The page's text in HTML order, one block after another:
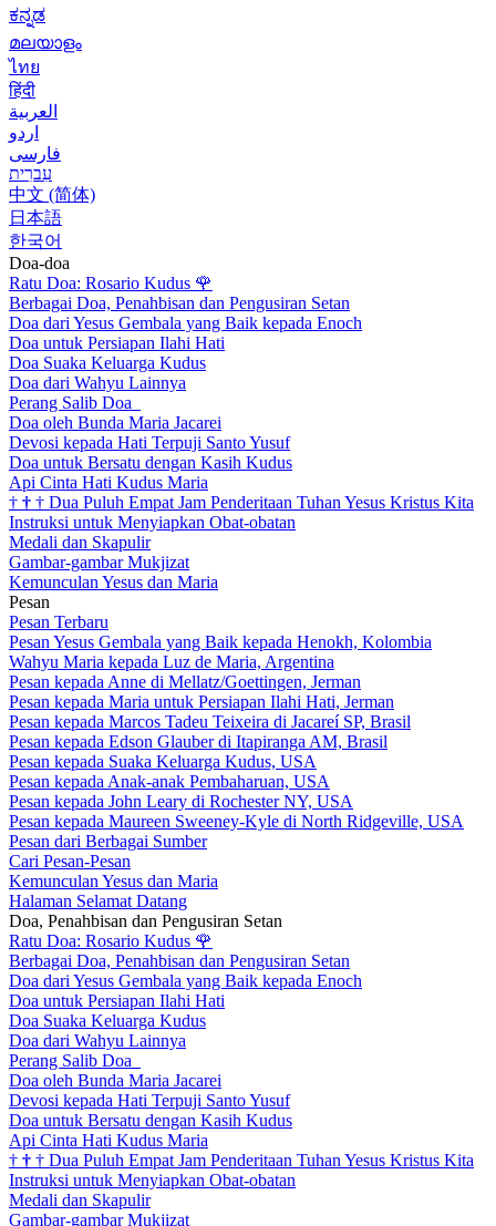
ಕನ್ನಡ
മലയാളം
ไทย
हिंदी
العربية
اردو
فارسی
עִברִית
中文 (简体)
日本語
한국어
Doa-doa
Ratu Doa: Rosario Kudus 🌹
Berbagai Doa, Penahbisan dan Pengusiran Setan
Doa dari Yesus Gembala yang Baik kepada Enoch
Doa untuk Persiapan Ilahi Hati
Doa Suaka Keluarga Kudus
Doa dari Wahyu Lainnya
Perang Salib Doa
Doa oleh Bunda Maria Jacarei
Devosi kepada Hati Terpuji Santo Yusuf
Doa untuk Bersatu dengan Kasih Kudus
Api Cinta Hati Kudus Maria
† † † Dua Puluh Empat Jam Penderitaan Tuhan Yesus Kristus Kita
Instruksi untuk Menyiapkan Obat-obatan
Medali dan Skapulir
Gambar-gambar Mukjizat
Kemunculan Yesus dan Maria
Pesan
Pesan Terbaru
Pesan Yesus Gembala yang Baik kepada Henokh, Kolombia
Wahyu Maria kepada Luz de Maria, Argentina
Pesan kepada Anne di Mellatz/Goettingen, Jerman
Pesan kepada Maria untuk Persiapan Ilahi Hati, Jerman
Pesan kepada Marcos Tadeu Teixeira di Jacareí SP, Brasil
Pesan kepada Edson Glauber di Itapiranga AM, Brasil
Pesan kepada Suaka Keluarga Kudus, USA
Pesan kepada Anak-anak Pembaharuan, USA
Pesan kepada John Leary di Rochester NY, USA
Pesan kepada Maureen Sweeney-Kyle di North Ridgeville, USA
Pesan dari Berbagai Sumber
Cari Pesan-Pesan
Kemunculan Yesus dan Maria
Halaman Selamat Datang
Doa, Penahbisan dan Pengusiran Setan
Ratu Doa: Rosario Kudus 🌹
Berbagai Doa, Penahbisan dan Pengusiran Setan
Doa dari Yesus Gembala yang Baik kepada Enoch
Doa untuk Persiapan Ilahi Hati
Doa Suaka Keluarga Kudus
Doa dari Wahyu Lainnya
Perang Salib Doa
Doa oleh Bunda Maria Jacarei
Devosi kepada Hati Terpuji Santo Yusuf
Doa untuk Bersatu dengan Kasih Kudus
Api Cinta Hati Kudus Maria
† † † Dua Puluh Empat Jam Penderitaan Tuhan Yesus Kristus Kita
Instruksi untuk Menyiapkan Obat-obatan
Medali dan Skapulir
Gambar-gambar Mukjizat